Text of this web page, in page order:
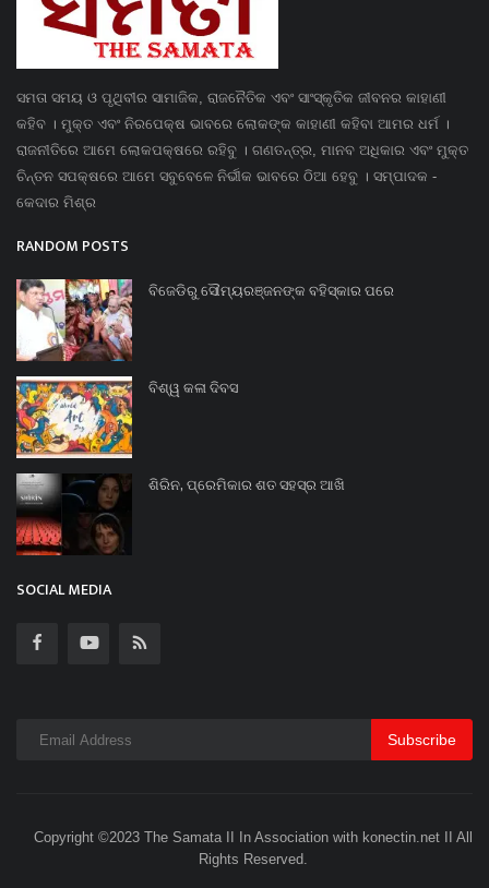
ସମତା ସମୟ ଓ ପୃଥିବୀର ସାମାଜିକ, ରାଜନୈତିକ ଏବଂ ସାଂସ୍କୃତିକ ଜୀବନର କାହାଣୀ
କହିବ । ମୁକ୍ତ ଏବଂ ନିରପେକ୍ଷ ଭାବରେ ଲୋକଙ୍କ କାହାଣୀ କହିବା ଆମର ଧର୍ମ ।
ରାଜନୀତିରେ ଆମେ ଲୋକପକ୍ଷରେ ରହିବୁ । ଗଣତନ୍ତ୍ର, ମାନବ ଅଧିକାର ଏବଂ ମୁକ୍ତ
ଚିନ୍ତନ ସପକ୍ଷରେ ଆମେ ସବୁବେଳେ ନିର୍ଭୀକ ଭାବରେ ଠିଆ ହେବୁ । ସମ୍ପାଦକ -
କେଦାର ମିଶ୍ର
RANDOM POSTS
ବିଜେଡିରୁ ସୌମ୍ୟରଞ୍ଜନଙ୍କ ବହିସ୍କାର ପରେ
ବିଶ୍ୱ କଳା ଦିବସ
ଶିରିନ, ପ୍ରେମିକାର ଶତ ସହସ୍ର ଆଖି
SOCIAL MEDIA
Subscribe
Copyright ©2023 The Samata II In Association with konectin.net II All
Rights Reserved.